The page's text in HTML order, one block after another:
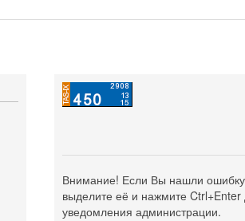
Внимание! Если Вы нашли ошибку
выделите её и нажмите Ctrl+Enter
уведомления администрации.